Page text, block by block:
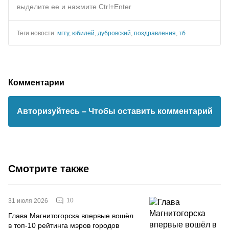
выделите ее и нажмите Ctrl+Enter
Теги новости: мгту, юбилей дубровский поздравления тб
Комментарии
Авторизуйтесь – Чтобы оставить комментарий
Смотрите также
31 июля 2026 10
Глава Магнитогорска впервые вошёл
в топ-10 рейтинга мэров городов